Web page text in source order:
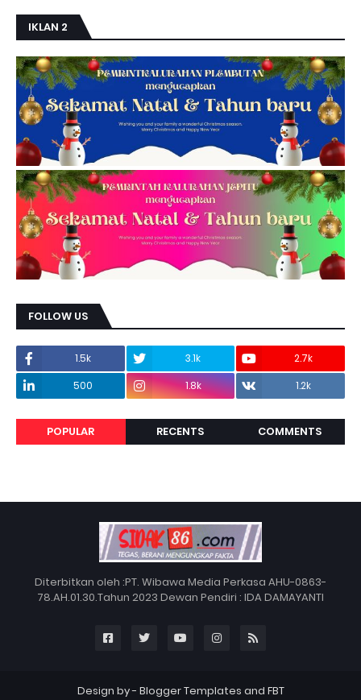
IKLAN 2
FOLLOW US
1.5k 3.1k
2.7k
500
1.8k 1.2k
POPULAR RECENTS COMMENTS
Diterbitkan oleh :PT. Wibawa Media Perkasa AHU-0863-
78.AH.01.30.Tahun 2023 Dewan Pendiri : IDA DAMAYANTI
Design by - Blogger Templates and FBT